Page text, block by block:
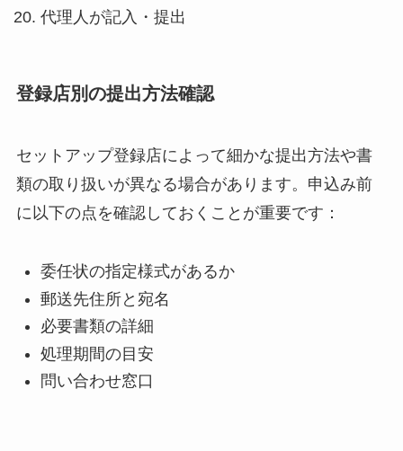
代理人が記入・提出
登録店別の提出方法確認
セットアップ登録店によって細かな提出方法や書
類の取り扱いが異なる場合があります。申込み前
に以下の点を確認しておくことが重要です：
委任状の指定様式があるか
郵送先住所と宛名
必要書類の詳細
処理期間の目安
問い合わせ窓口